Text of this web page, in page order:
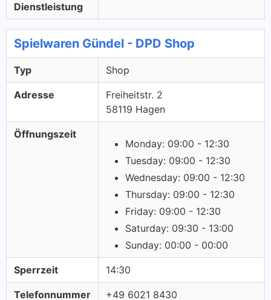
Dienstleistung
Spielwaren Gündel - DPD Shop
Typ Shop
Adresse
Freiheitstr. 2
58119 Hagen
Öffnungszeit
Monday: 09:00 - 12:30
Tuesday: 09:00 - 12:30
Wednesday: 09:00 - 12:30
Thursday: 09:00 - 12:30
Friday: 09:00 - 12:30
Saturday: 09:30 - 13:00
Sunday: 00:00 - 00:00
Sperrzeit 14:30
Telefonnummer +49 6021 8430